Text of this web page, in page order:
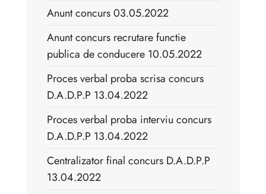
Anunt concurs 03.05.2022
Anunt concurs recrutare functie
publica de conducere 10.05.2022
Proces verbal proba scrisa concurs
D.A.D.P.P 13.04.2022
Proces verbal proba interviu concurs
D.A.D.P.P 13.04.2022
Centralizator final concurs D.A.D.P.P
13.04.2022